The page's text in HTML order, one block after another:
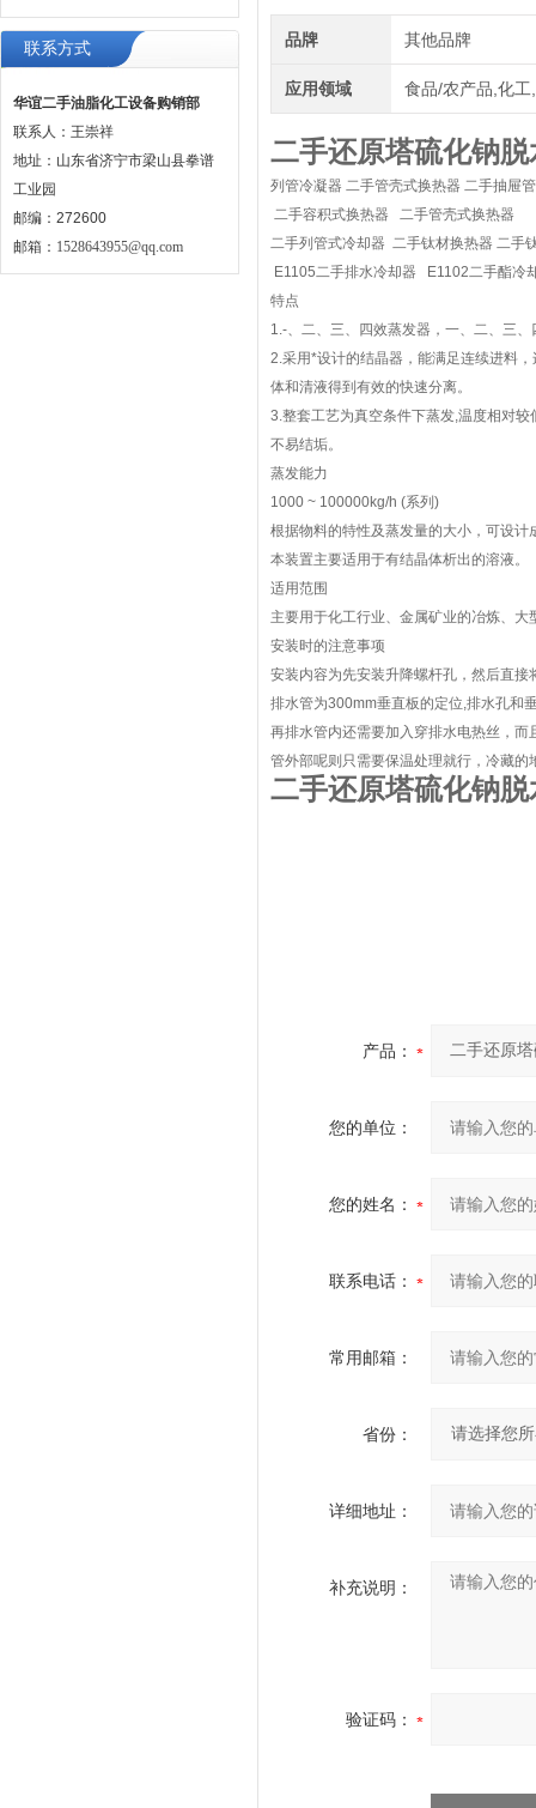
联系方式
华谊二手油脂化工设备购销部
联系人：王崇祥
地址：山东省济宁市梁山县拳谱
工业园
邮编：272600
邮箱： 1528643955@qq.com
品牌 其他品牌
应用领域 食品/农产品,化工
二手还原塔硫化钠
列管冷凝器 二手管壳式换热器 二手抽屉
二手容积式换热器 二手管壳式换热器
二手列管式冷却器 二手钛材换热器 二
E1105二手排水冷却器 E1102二手酯冷
特点
1.-、二、三、四效蒸发器，一、二、三
2.采用*设计的结晶器，能满足连续进料
体和清液得到有效的快速分离。
3.整套工艺为真空条件下蒸发,温度相对
不易结垢。
蒸发能力
1000 ~ 100000kg/h (系列)
根据物料的特性及蒸发量的大小，可设计
本装置主要适用于有结晶体析出的溶液。
适用范围
主要用于化工行业、金属矿业的冶炼、
安装时的注意事项
安装内容为先安装升降螺杆孔，然后直
排水管为300mm垂直板的定位,排水孔和
再排水管内还需要加入穿排水电热丝，
管外部呢则只需要保温处理就行，冷藏
二手还原塔硫化钠
产品：
您的单位：
您的姓名：
联系电话：
常用邮箱：
省份：
详细地址：
补充说明：
验证码：